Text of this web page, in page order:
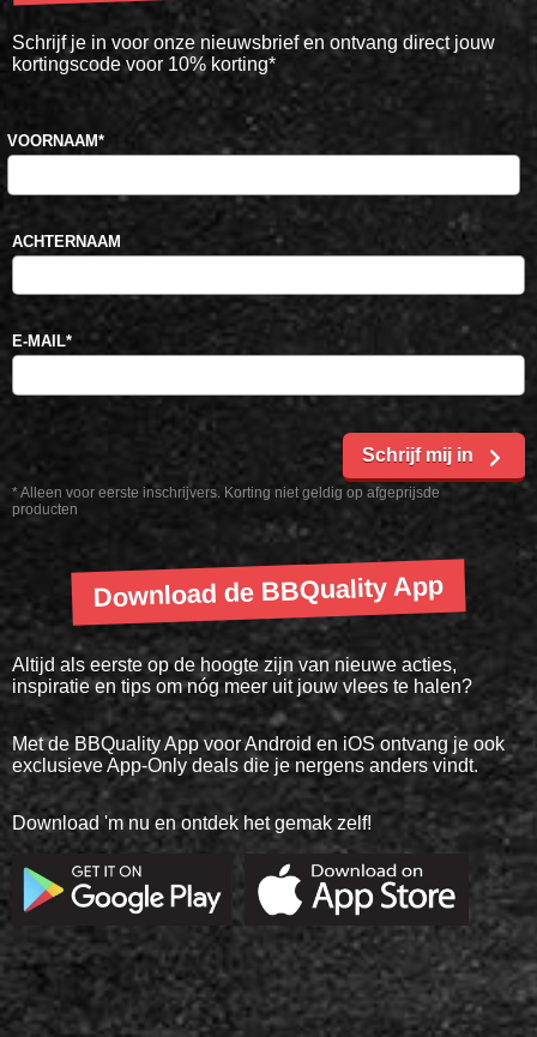
Schrijf je in voor onze nieuwsbrief en ontvang direct jouw
kortingscode voor 10% korting*
* Alleen voor eerste inschrijvers. Korting niet geldig op afgeprijsde
producten
VOORNAAM*
ACHTERNAAM
E-MAIL*
Schrijf mij in
Download de BBQuality App
Altijd als eerste op de hoogte zijn van nieuwe acties,
inspiratie en tips om nóg meer uit jouw vlees te halen?
Met de BBQuality App voor Android en iOS ontvang je ook
exclusieve App-Only deals die je nergens anders vindt.
Download 'm nu en ontdek het gemak zelf!